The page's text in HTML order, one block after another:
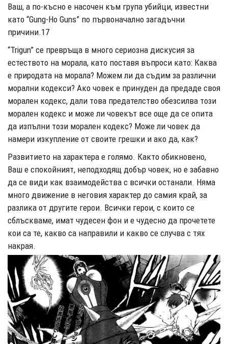
Ваш, а по-късно е насочен към група убийци, известни
като “Gung-Ho Guns” по първоначално загадъчни
причини.17
“Trigun” се превръща в много сериозна дискусия за
естеството на морала, като поставя въпроси като: Каква
е природата на морала? Можем ли да съдим за различни
морални кодекси? Ако човек е принуден да предаде своя
морален кодекс, дали това предателство обезсилва този
морален кодекс и може ли човекът все още да се опита
да изпълни този морален кодекс? Може ли човек да
намери изкупление от своите грешки и ако да, как?
Развитието на характера е голямо. Както обикновено,
Ваш е спокойният, неподходящ добър човек, но е забавно
да се види как взаимодейства с всички останали. Няма
много движение в неговия характер до самия край, за
разлика от другите герои. Всички герои, с които се
сблъскваме, имат чудесен фон и е чудесно да прочетете
кои са те, какво са направили и какво се случва с тях
накрая.